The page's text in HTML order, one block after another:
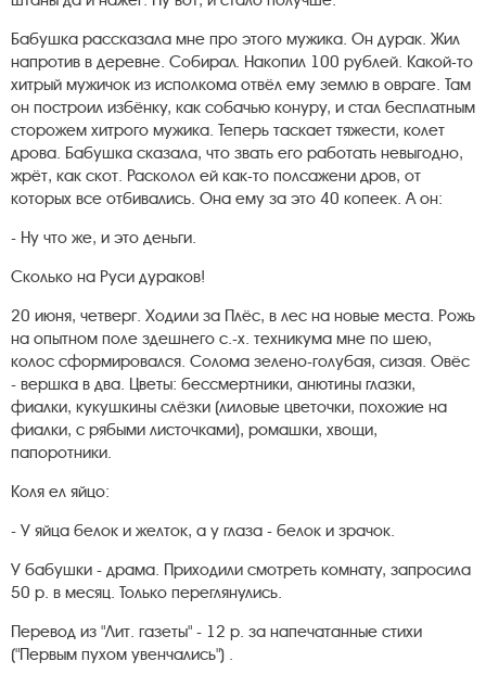
Бабушка рассказала мне про этого мужика. Он дурак. Жил
напротив в деревне. Собирал. Накопил 100 рублей. Какой-то
хитрый мужичок из исполкома отвёл ему землю в овраге. Там
он построил избёнку, как собачью конуру, и стал бесплатным
сторожем хитрого мужика. Теперь таскает тяжести, колет
дрова. Бабушка сказала, что звать его работать невыгодно,
жрёт, как скот. Расколол ей как-то полсажени дров, от
которых все отбивались. Она ему за это 40 копеек. А он:
- Ну что же, и это деньги.
Сколько на Руси дураков!
20 июня, четверг. Ходили за Плёс, в лес на новые места. Рожь
на опытном поле здешнего с.-х. техникума мне по шею,
колос сформировался. Солома зелено-голубая, сизая. Овёс
- вершка в два. Цветы: бессмертники, анютины глазки,
фиалки, кукушкины слёзки (лиловые цветочки, похожие на
фиалки, с рябыми листочками), ромашки, хвощи,
папоротники.
Коля ел яйцо:
- У яйца белок и желток, а у глаза - белок и зрачок.
У бабушки - драма. Приходили смотреть комнату, запросила
50 р. в месяц. Только переглянулись.
Перевод из "Лит. газеты" - 12 р. за напечатанные стихи
("Первым пухом увенчались") .